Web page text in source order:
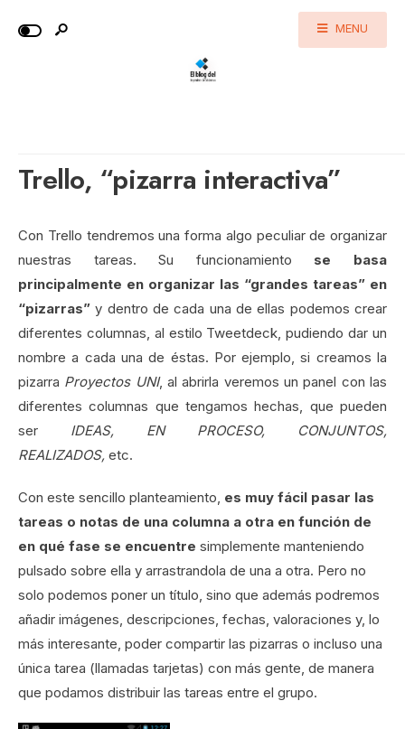
MENU
Trello, “pizarra interactiva”
Con Trello tendremos una forma algo peculiar de organizar
nuestras tareas. Su funcionamiento se basa
principalmente en organizar las “grandes tareas” en
“pizarras” y dentro de cada una de ellas podemos crear
diferentes columnas, al estilo Tweetdeck, pudiendo dar un
nombre a cada una de éstas. Por ejemplo, si creamos la
pizarra Proyectos UNI, al abrirla veremos un panel con las
diferentes columnas que tengamos hechas, que pueden
ser IDEAS, EN PROCESO, CONJUNTOS,
REALIZADOS, etc.
Con este sencillo planteamiento, es muy fácil pasar las
tareas o notas de una columna a otra en función de
en qué fase se encuentre simplemente manteniendo
pulsado sobre ella y arrastrandola de una a otra. Pero no
solo podemos poner un título, sino que además podremos
añadir imágenes, descripciones, fechas, valoraciones y, lo
más interesante, poder compartir las pizarras o incluso una
única tarea (llamadas tarjetas) con más gente, de manera
que podamos distribuir las tareas entre el grupo.